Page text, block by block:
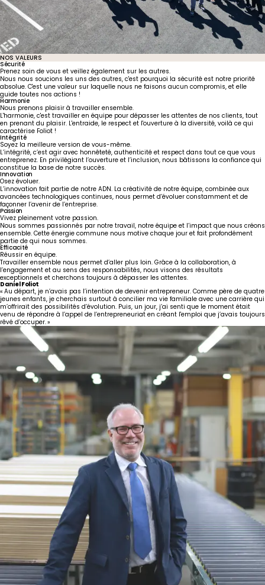
NOS VALEURS
Sécurité
Prenez soin de vous et veillez également sur les autres.
Nous nous soucions les uns des autres, c'est pourquoi la sécurité est notre priorité
absolue. C'est une valeur sur laquelle nous ne faisons aucun compromis, et elle
guide toutes nos actions !
Harmonie
Nous prenons plaisir à travailler ensemble.
L'harmonie, c'est travailler en équipe pour dépasser les attentes de nos clients, tout
en prenant du plaisir. L'entraide, le respect et l'ouverture à la diversité, voilà ce qui
caractérise Foliot !
Intégrité
Soyez la meilleure version de vous-même.
L’intégrité, c’est agir avec honnêteté, authenticité et respect dans tout ce que vous
entreprenez. En privilégiant l’ouverture et l’inclusion, nous bâtissons la confiance qui
constitue la base de notre succès.
Innovation
Osez évoluer.
L’innovation fait partie de notre ADN. La créativité de notre équipe, combinée aux
avancées technologiques continues, nous permet d’évoluer constamment et de
façonner l’avenir de l’entreprise.
Passion
Vivez pleinement votre passion.
Nous sommes passionnés par notre travail, notre équipe et l’impact que nous créons
ensemble. Cette énergie commune nous motive chaque jour et fait profondément
partie de qui nous sommes.
Efficacité
Réussir en équipe.
Travailler ensemble nous permet d’aller plus loin. Grâce à la collaboration, à
l’engagement et au sens des responsabilités, nous visons des résultats
exceptionnels et cherchons toujours à dépasser les attentes.
Daniel Foliot
« Au départ, je n’avais pas l’intention de devenir entrepreneur. Comme père de quatre
jeunes enfants, je cherchais surtout à concilier ma vie familiale avec une carrière qui
m’offrirait des possibilités d’évolution. Puis, un jour, j’ai senti que le moment était
venu de répondre à l’appel de l’entrepreneuriat en créant l'emploi que j’avais toujours
rêvé d’occuper. »
Canada - EN